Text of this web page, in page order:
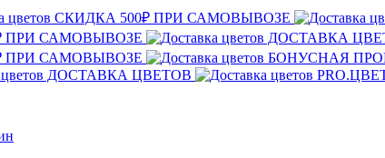
СКИДКА 500₽ ПРИ САМОВЫВОЗЕ
ПРИ САМОВЫВОЗЕ
ДОСТАВКА
ПРИ САМОВЫВОЗЕ
БОНУСНАЯ
ДОСТАВКА ЦВЕТОВ